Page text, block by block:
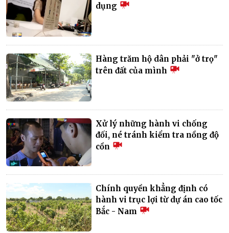
dụng
Hàng trăm hộ dân phải "ở trọ"
trên đất của mình
Xử lý những hành vi chống
đối, né tránh kiểm tra nồng độ
cồn
Chính quyền khẳng định có
hành vi trục lợi từ dự án cao tốc
Bắc - Nam